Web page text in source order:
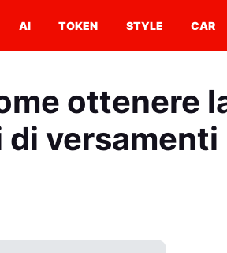
AI TOKEN STYLE CAR
ottenere
versamenti